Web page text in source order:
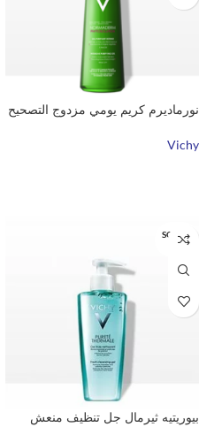
نورماديرم كريم يومي مزدوج التصحيح
Vichy
SOLD O
UT
بيوريتيه ثيرمال جل تنظيف منعش